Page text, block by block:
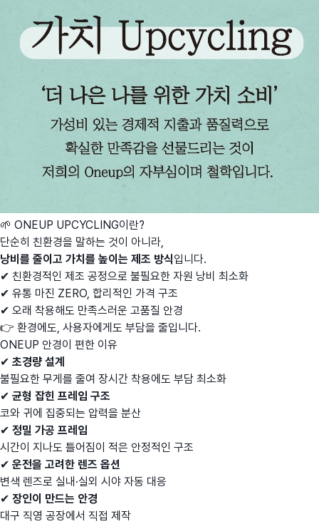
🌱 ONEUP UPCYCLING이란?
단순히 친환경을 말하는 것이 아니라,
낭비를 줄이고 가치를 높이는 제조 방식입니다.
✔ 친환경적인 제조 공정으로 불필요한 자원 낭비 최소화
✔ 유통 마진 ZERO, 합리적인 가격 구조
✔ 오래 착용해도 만족스러운 고품질 안경
👉 환경에도, 사용자에게도 부담을 줄입니다.
ONEUP 안경이 편한 이유
✔ 초경량 설계
불필요한 무게를 줄여 장시간 착용에도 부담 최소화
✔ 균형 잡힌 프레임 구조
코와 귀에 집중되는 압력을 분산
✔ 정밀 가공 프레임
시간이 지나도 틀어짐이 적은 안정적인 구조
✔ 운전을 고려한 렌즈 옵션
변색 렌즈로 실내·실외 시야 자동 대응
✔ 장인이 만드는 안경
대구 직영 공장에서 직접 제작